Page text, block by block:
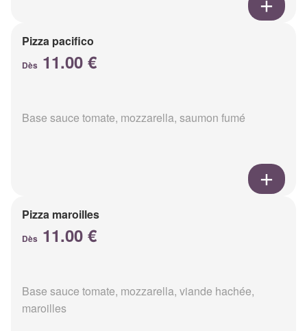
Pizza pacifico
Dès 11.00 €
Base sauce tomate, mozzarella, saumon fumé
Pizza maroilles
Dès 11.00 €
Base sauce tomate, mozzarella, viande hachée,
maroilles